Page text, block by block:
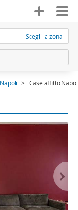
Scegli la zona
Case affitto